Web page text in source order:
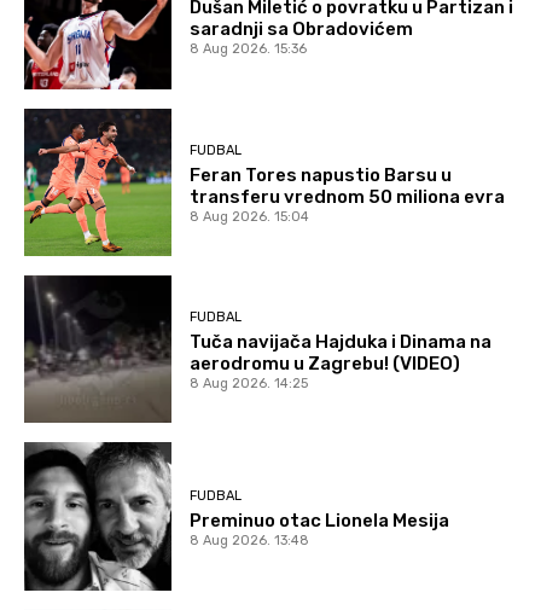
Dušan Miletić o povratku u Partizan i
saradnji sa Obradovićem
8 Aug 2026. 15:36
FUDBAL
Feran Tores napustio Barsu u
transferu vrednom 50 miliona evra
8 Aug 2026. 15:04
FUDBAL
Tuča navijača Hajduka i Dinama na
aerodromu u Zagrebu! (VIDEO)
8 Aug 2026. 14:25
FUDBAL
Preminuo otac Lionela Mesija
8 Aug 2026. 13:48